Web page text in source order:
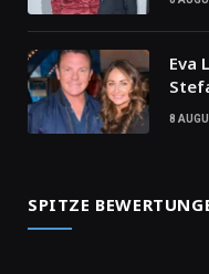
Eva
8
SPITZE